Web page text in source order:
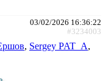
03/02/2026 16:36:22
#3234003
, Sergey PAT_A,